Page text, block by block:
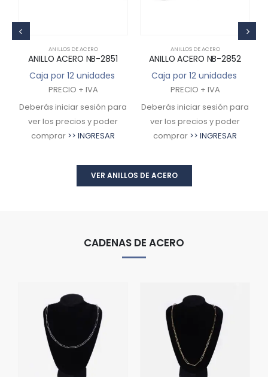
ANILLOS DE ACERO
ANILLO ACERO NB-2851
Caja por 12 unidades
PRECIO + IVA
Deberás iniciar sesión para
ver los precios y poder
comprar >> INGRESAR
ANILLOS DE ACERO
ANILLO ACERO NB-2852
Caja por 12 unidades
PRECIO + IVA
Deberás iniciar sesión para
ver los precios y poder
comprar >> INGRESAR
VER ANILLOS DE ACERO
CADENAS DE ACERO